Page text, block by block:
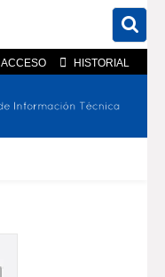
ACCESO HISTORIAL
En el sitio